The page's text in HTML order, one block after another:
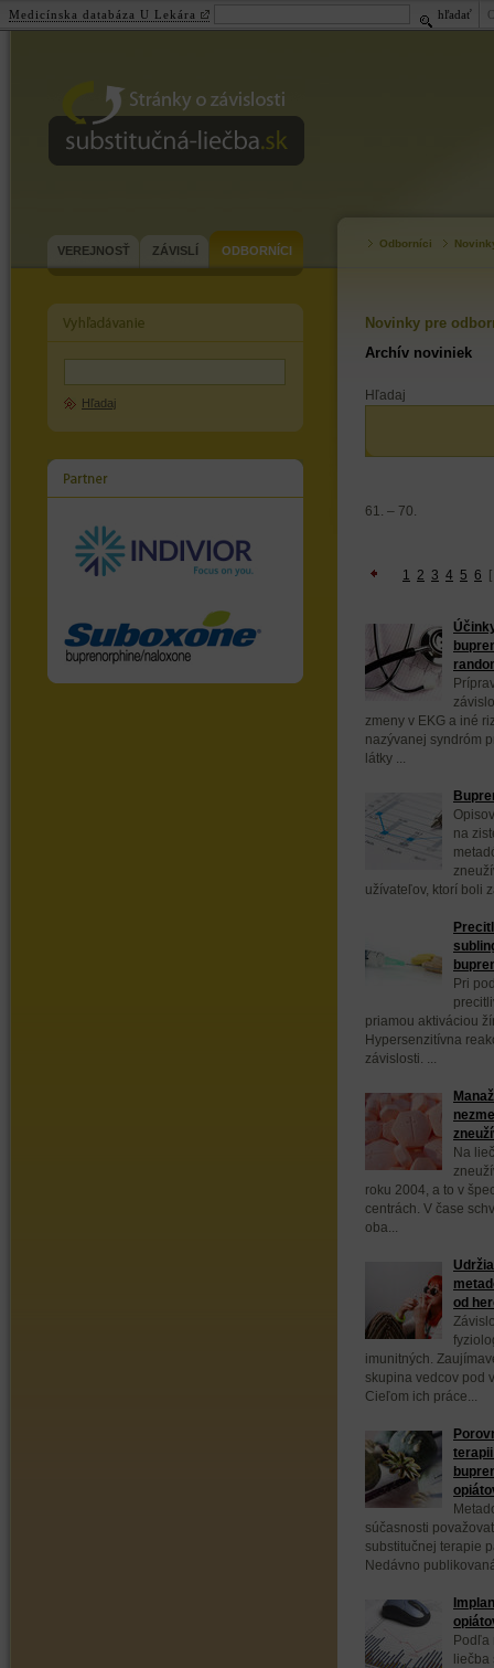
substitučná-liečba.sk
VEREJNOSŤ ZÁVISLÍ ODBORNÍCI
Hľadaj
Odborníci
Novinky pre
Archív noviniek
Hľadaj
61. – 70.
1 2 3 4 5 6 [
zmeny v EKG a iné
nazývanej syndróm
látky ...
na
užívateľov, ktorí boli
Pri
priamou aktiváciou
Hypersenzitívna
závislosti. ...
Na
roku 2004, a to v
centrách. V čase
oba...
od
imunitných.
skupina vedcov pod
Cieľom ich práce...
súčasnosti
substitučnej terapie
Nedávno
Podľa
liečba
Medicínska databáza U Lekára hľadať